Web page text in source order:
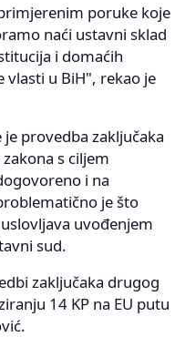
poruke koje
naći ustavni sklad
i domaćih
vlasti u BiH", rekao je
provedba zaključaka
s ciljem
i na
je što
uvođenjem
sud.
zaključaka drugog
14 KP na EU putu